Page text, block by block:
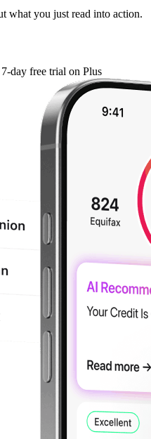
what you just read into action.
7-day free trial on Plus